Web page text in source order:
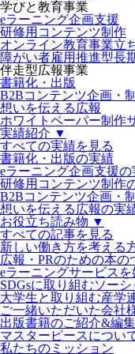
学びと教育事業
eラーニング企画支援
研修用コンテンツ制作
オンライン教育事業立
障がい者雇用推進型長
伴走型広報事業
書籍化・出版
B2Bコンテンツ企画・
想いを伝える広報
ホワイトペーパー制作
実績紹介 ▼
すべての実績を見る
書籍化・出版の実績
eラーニング企画支援の
研修用コンテンツ制作
B2Bコンテンツ企画・
想いを伝える広報の実
お役立ち読み物 ▼
すべての記事を見る
新しい働き方を考える
広報・PRのための本の
eラーニングサービス
SDGsに取り組むソー
大学生と取り組む産学
ご一緒いただいた会社
出版書籍のご紹介&編
マスターピースについ
私たちのミッション